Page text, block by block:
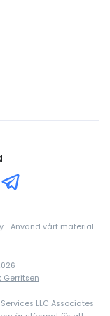
Använd vårt material
Gerritsen
LLC Associates